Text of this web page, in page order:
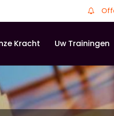
Kracht Uw Trainingen